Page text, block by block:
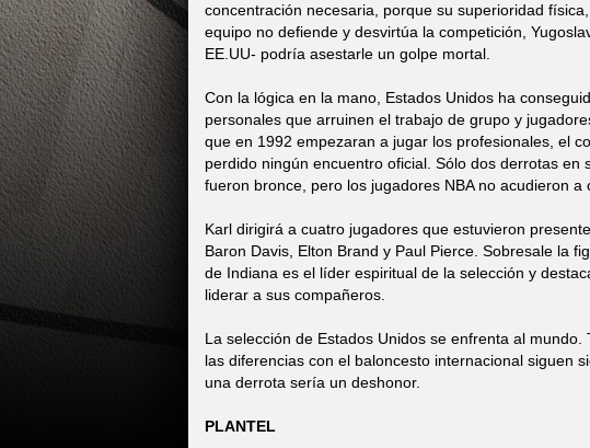
concentración necesaria, porque su superioridad
equipo no defiende y desvirtúa la competición,
EE.UU- podría asestarle un golpe mortal.
Con la lógica en la mano, Estados Unidos ha
personales que arruinen el trabajo de grupo y
que en 1992 empezaran a jugar los profesionales, el
perdido ningún encuentro oficial. Sólo dos derrotas en
fueron bronce, pero los jugadores NBA no acudieron a
Karl dirigirá a cuatro jugadores que estuvieron
Baron Davis, Elton Brand y Paul Pierce. Sobresale la
de Indiana es el líder espiritual de la selección y
liderar a sus compañeros.
La selección de Estados Unidos se enfrenta al
las diferencias con el baloncesto internacional siguen
una derrota sería un deshonor.
PLANTEL